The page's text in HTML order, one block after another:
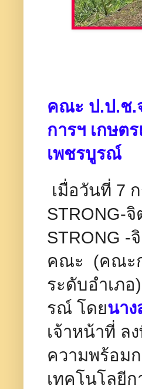
คณะ ป.ป.ช.
การฯ เกษต
เพชรบูรณ์
เมื่อวันที่ 7
STRONG-
STRONG -​
คณะ (คณะก
ระดับอำเภ
รณ์ โดยนา
เจ้าหน้าที่ ล
ความพร้อม
เทคโนโลยี